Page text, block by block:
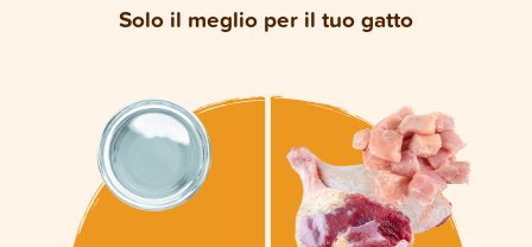
Solo il meglio per il tuo gatto